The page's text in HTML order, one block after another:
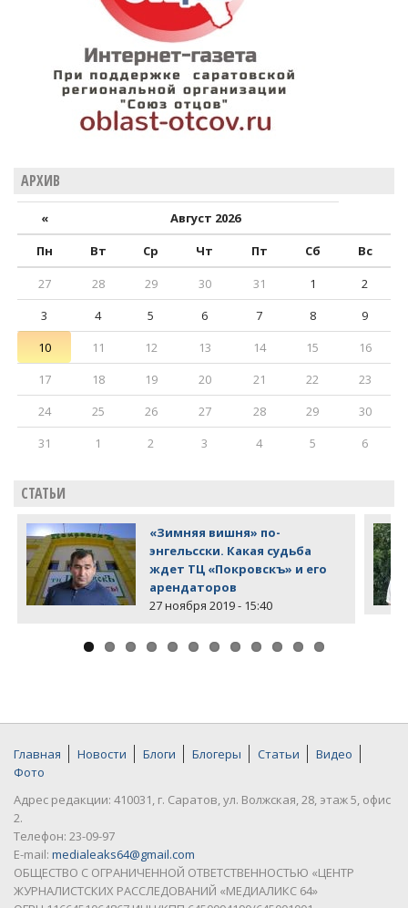
АРХИВ
«
Август 2026
Пн
Вт Ср Чт Пт Сб
Вс
27
28 29 30 31 1
2
3
4 5 6 7 8
9
10
11 12 13 14 15
16
17
18 19 20 21 22
23
24
25 26 27 28 29
30
31
1 2 3 4 5 6
СТАТЬИ
«Зимняя вишня» по-
энгельсски. Какая судьба
ждет ТЦ «Покровскъ» и его
арендаторов
27 ноября 2019 - 15:40
Главная Новости Блоги Блогеры Статьи
Видео
Фото
Адрес редакции: 410031, г. Саратов, ул. Волжская, 28, этаж 5, офис
2.
Телефон: 23-09-97
E-mail: medialeaks64@gmail.com
ОБЩЕСТВО С ОГРАНИЧЕННОЙ ОТВЕТСТВЕННОСТЬЮ «ЦЕНТР
ЖУРНАЛИСТСКИХ РАССЛЕДОВАНИЙ «МЕДИАЛИКС 64»